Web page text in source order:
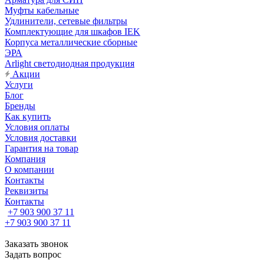
Муфты кабельные
Удлинители, сетевые фильтры
Комплектующие для шкафов IEK
Корпуса металлические сборные
ЭРА
Arlight светодиодная продукция
Акции
Услуги
Блог
Бренды
Как купить
Условия оплаты
Условия доставки
Гарантия на товар
Компания
О компании
Контакты
Реквизиты
Контакты
+7 903 900 37 11
+7 903 900 37 11
Заказать звонок
Задать вопрос